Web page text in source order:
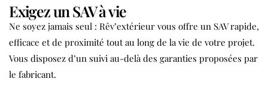
Exigez un SAV à vie
Ne soyez jamais seul : Rêv’extérieur vous offre un SAV rapide,
efficace et de proximité tout au long de la vie de votre projet.
Vous disposez d’un suivi au-delà des garanties proposées par
le fabricant.